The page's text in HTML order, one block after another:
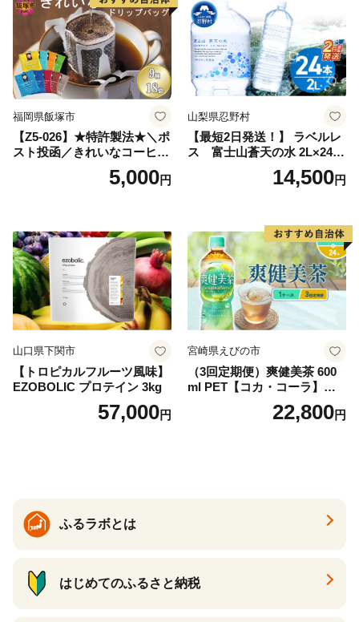
小分け お土産 お取り寄せ グ
ルメ 福岡 九州 福岡県 国産
日本 ふかむし茶 ふかむし 家
庭用 自宅用 ちゃ りょくちゃ
ふかむしちゃ 急須 甘み 川崎
町 送料無料
福岡県飯塚市
【Z5-026】★特許製法★＼ポ
スト投函／きれいなコーヒー
ドリップバッグ9種セット(18
袋)ゆうパケットでお届け！
5,000円
山梨県忍野村
【最短2日発送！】 ラベルレ
ス 富士山蒼天の水 2L×24本
（4ケース）※離島不可 天然
水 ミネラルウォーター 水 ペ
産 シリカ ミネラル 美容 備蓄
防災 長期保存 富士山 山梨県
忍野村
14,500円
山口県下関市
【トロピカルフルーツ風味】
EZOBOLIC プロテイン 3kg
57,000円
宮崎県えびの市
（3回定期便）爽健美茶 600
ml PET【コカ・コーラ】ペ
ットボトル 1ケース(24本) 定
期便 3回(72本) セット お茶
22,800円
ふるラボとは
はじめてのふるさと納税